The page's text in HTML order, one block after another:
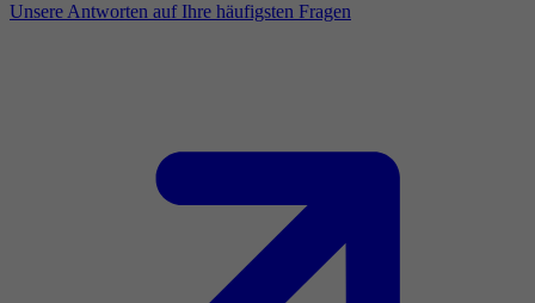
Unsere Antworten auf Ihre häufigsten Fragen